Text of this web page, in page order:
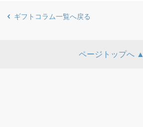
ギフトコラム一覧へ戻る
ページトップへ ▲